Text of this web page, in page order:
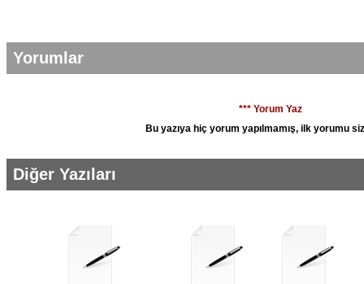
Yorumlar
*** Yorum Yaz
Bu yazıya hiç yorum yapılmamış, ilk yorumu
Diğer Yazıları